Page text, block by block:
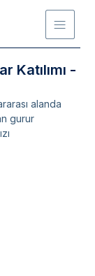
Katılımı -
alanda
gurur